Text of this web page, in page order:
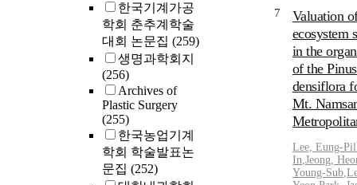
한국기계가공
학회 춘추계학술
대회 논문집 (259)
생명과학회지
(256)
Archives of
Plastic Surgery
(255)
한국농업기계
학회 학술발표논
문집 (252)
HA-IDF in
Restylane in
participants
for cosmetic
10, 18, and 26
Results: At
average
Rating Scale
was
weeks, the
However, the
side effect of
normal cells
intravenous
is usually
circulation.
developed
stabilized
coating
(HA) onto the
surface to
7
Valuation
ecosystem
in the
of the Pinus
densiflora
Mt.
Lee, Eung-
In,Jeong,
Young-Sub,